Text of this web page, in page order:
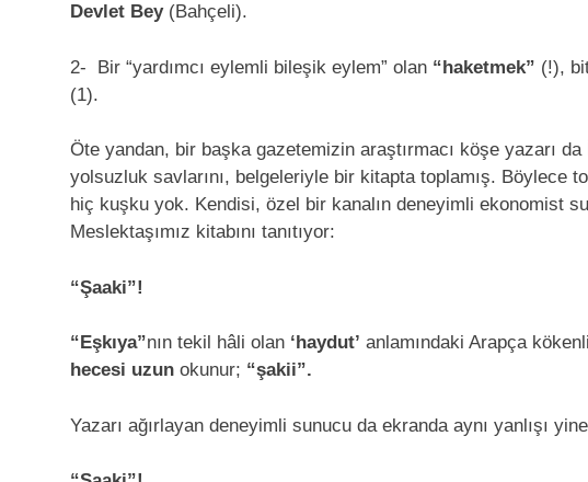
Devlet Bey (Bahçeli).
2- Bir “yardımcı eylemli bileşik eylem” olan “haketmek” (!),
(1).
Öte yandan, bir başka gazetemizin araştırmacı köşe yazarı
yolsuzluk savlarını, belgeleriyle bir kitapta toplamış. Böylece
hiç kuşku yok. Kendisi, özel bir kanalın deneyimli ekonomist
Meslektaşımız kitabını tanıtıyor:
“Şaaki”!
“Eşkıya”nın tekil hâli olan ‘haydut’ anlamındaki Arapça kökenli
hecesi uzun okunur; “şakii”.
Yazarı ağırlayan deneyimli sunucu da ekranda aynı yanlışı